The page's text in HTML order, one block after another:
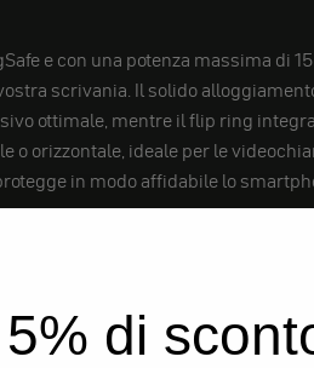
e con una potenza massima di
scrivania. Il solido
ottimale, mentre il flip ring
o orizzontale, ideale per le
in modo affidabile lo
5% di